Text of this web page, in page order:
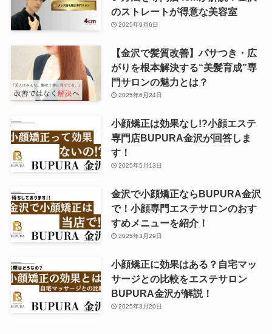
のストレートが得意な美容室
2025年9月6日
【金沢で髪質改善】パサつき・広
がりを根本解決する“美髪育成”専
門サロンの魅力とは？
2025年6月24日
小顔矯正は効果なし!?小顔エステ
専門店BUPURA金沢が回答しま
す！
2025年5月13日
金沢で小顔矯正ならBUPURA金沢
で！小顔専門エステサロンのおす
すめメニューを紹介！
2025年3月29日
小顔矯正に効果はある？自宅マッ
サージとの比較をエステサロン
BUPURA金沢が解説！
2025年3月20日